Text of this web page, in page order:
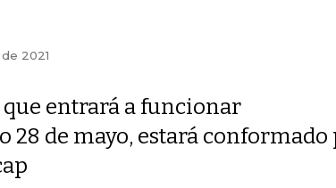
2021
entrará a funcionar
28 de mayo, estará conformado